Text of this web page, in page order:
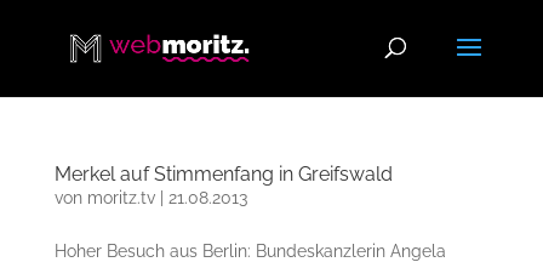
Merkel auf Stimmenfang in Greifswald
von moritz.tv| 21.08.2013
Hoher Besuch aus Berlin: Bundeskanzlerin Angela